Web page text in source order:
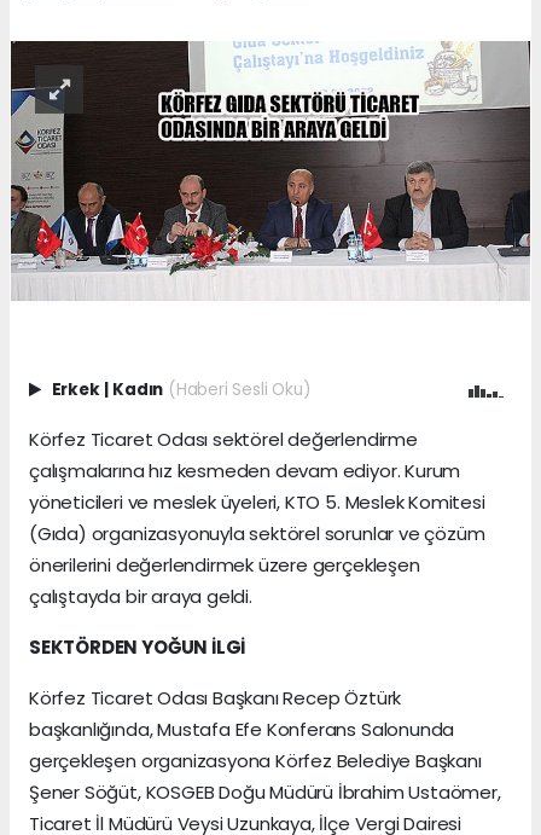
Erkek | Kadın (Haberi Sesli Oku)
Körfez Ticaret Odası sektörel değerlendirme
çalışmalarına hız kesmeden devam ediyor. Kurum
yöneticileri ve meslek üyeleri, KTO 5. Meslek Komitesi
(Gıda) organizasyonuyla sektörel sorunlar ve çözüm
önerilerini değerlendirmek üzere gerçekleşen
çalıştayda bir araya geldi.
SEKTÖRDEN YOĞUN İLGİ
Körfez Ticaret Odası Başkanı Recep Öztürk
başkanlığında, Mustafa Efe Konferans Salonunda
gerçekleşen organizasyona Körfez Belediye Başkanı
Şener Söğüt, KOSGEB Doğu Müdürü İbrahim Ustaömer,
Ticaret İl Müdürü Veysi Uzunkaya, İlçe Vergi Dairesi